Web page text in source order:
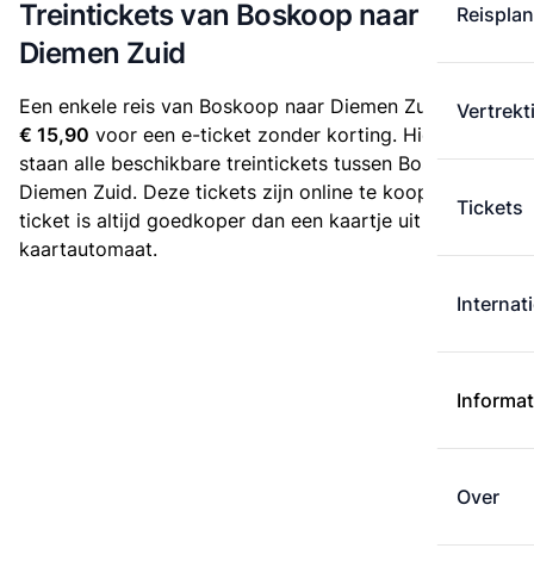
Tickets
Over
Treintickets van Boskoop naar
Diemen Zuid
Een enkele reis van Boskoop naar Diemen Zuid kost
€ 15,90 voor een e-ticket zonder korting. Hieronder
staan alle beschikbare treintickets tussen Boskoop en
Diemen Zuid. Deze tickets zijn online te koop. Een e-
ticket is altijd goedkoper dan een kaartje uit de
kaartautomaat.